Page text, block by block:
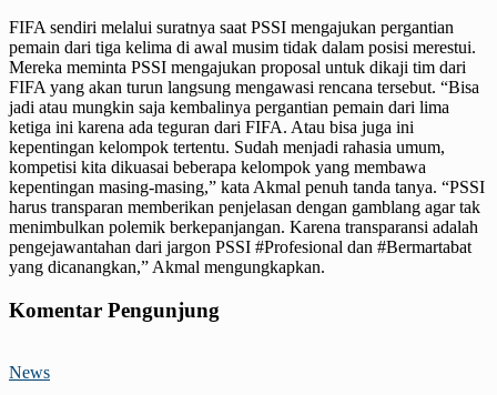
FIFA sendiri melalui suratnya saat PSSI mengajukan pergantian
pemain dari tiga kelima di awal musim tidak dalam posisi merestui.
Mereka meminta PSSI mengajukan proposal untuk dikaji tim dari
FIFA yang akan turun langsung mengawasi rencana tersebut. “Bisa
jadi atau mungkin saja kembalinya pergantian pemain dari lima
ketiga ini karena ada teguran dari FIFA. Atau bisa juga ini
kepentingan kelompok tertentu. Sudah menjadi rahasia umum,
kompetisi kita dikuasai beberapa kelompok yang membawa
kepentingan masing-masing,” kata Akmal penuh tanda tanya. “PSSI
harus transparan memberikan penjelasan dengan gamblang agar tak
menimbulkan polemik berkepanjangan. Karena transparansi adalah
pengejawantahan dari jargon PSSI #Profesional dan #Bermartabat
yang dicanangkan,” Akmal mengungkapkan.
Komentar Pengunjung
News